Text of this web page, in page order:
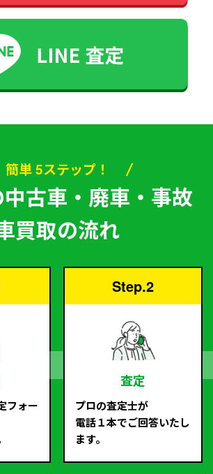
簡単 5ステップ！
古車・廃車・事故
買取の流れ
フォー
Step.2
査定
プロの査定士が
電話１本でご回答いたし
ます。